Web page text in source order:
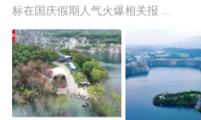
标在国庆假期人气火爆相关报 ...